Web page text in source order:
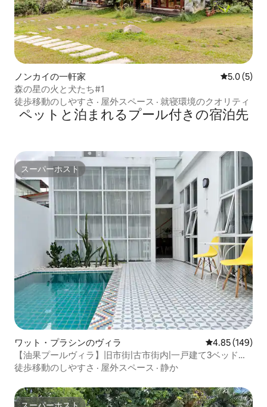
ノンカイの一軒家 レビュー5
5.0 (5)
森の星の火と犬たち#1
徒歩移動のしやすさ · 屋外スペース · 就寝環境のクオリティ
ペットと泊まれるプール付きの宿泊先
スーパーホスト
スーパーホスト
ワット・プラシンのヴィラ レビュー149
4.85 (149)
【油果プールヴィラ】旧市街|古市街内|一戸建て3ベッドル
ーム|専用プール|塔佩門近く|塔佩門
徒歩移動のしやすさ · 屋外スペース · 静か